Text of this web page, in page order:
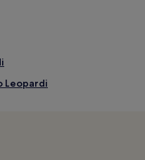
Leopardi